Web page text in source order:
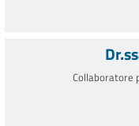
Collaboratore